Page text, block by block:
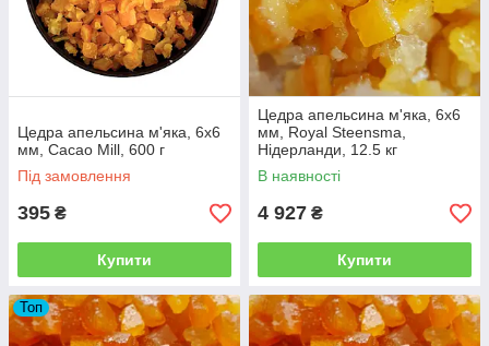
Цедра апельсина м'яка, 6х6
мм, Cacao Mill, 600 г
Під замовлення
395 ₴
Купити
Цедра апельсина м'яка, 6х6
мм, Royal Steensma,
Нідерланди, 12.5 кг
В наявності
4 927 ₴
Купити
Топ